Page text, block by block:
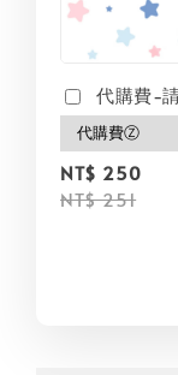
代購費-
NT$ 250
NT$ 251